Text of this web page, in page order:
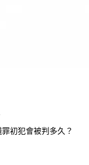
罪初犯會被判多久？